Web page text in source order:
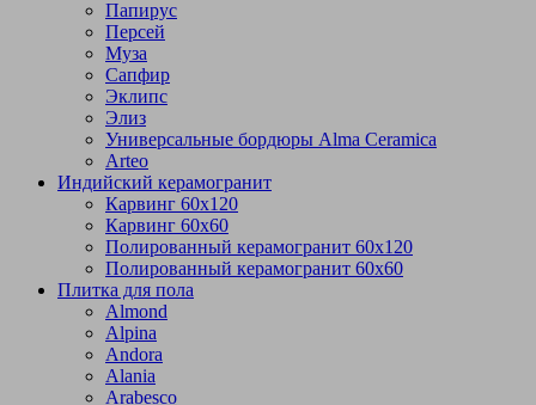
Папирус
Персей
Муза
Сапфир
Эклипс
Элиз
Универсальные бордюры Alma Ceramica
Arteo
Индийский керамогранит
Карвинг 60х120
Карвинг 60х60
Полированный керамогранит 60х120
Полированный керамогранит 60х60
Плитка для пола
Almond
Alpina
Andora
Alania
Arabesco